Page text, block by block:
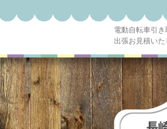
電動自転車引
出張お見積いた